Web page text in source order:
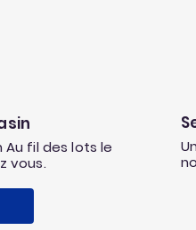
Au fil des lots le
vous.